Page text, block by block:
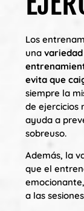
Los
una
evita que
siempre la
de ejercicios
ayuda a
sobreuso.
Además, la
que el
a las